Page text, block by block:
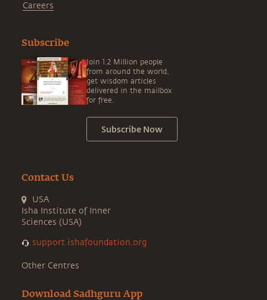
Careers
Subscribe
Join 1.2 Million people
from around the world,
get wisdom articles
delivered in the mailbox
for free.
Subscribe Now
Contact Us
USA
Isha Institute of Inner
Sciences (USA)
support.ishafoundation.org
Other Centres
Download Sadhguru App